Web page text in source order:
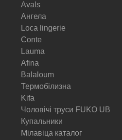
Avals
Ангела
Loca lingerie
Conte
Lauma
Afina
Balaloum
Термобілизна
Kifa
Чоловічі труси FUKO UB
Купальники
Мілавіца каталог